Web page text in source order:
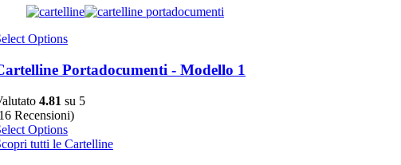
Options
Portadocumenti - Modello 1
4.81 su 5
Recensioni)
Options
tutti le Cartelline